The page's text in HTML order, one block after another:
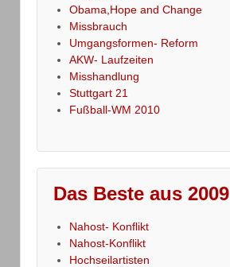
Obama,Hope and Change
Missbrauch
Umgangsformen- Reform
AKW- Laufzeiten
Misshandlung
Stuttgart 21
Fußball-WM 2010
Das Beste aus 2009
Nahost- Konflikt
Nahost-Konflikt
Hochseilartisten